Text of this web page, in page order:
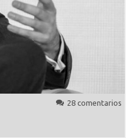
28 comentarios